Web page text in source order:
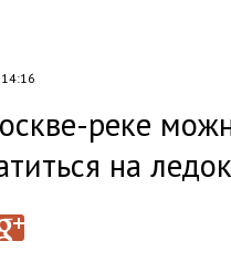
реке
на